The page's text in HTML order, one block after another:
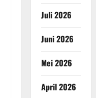
Juli 2026
Juni 2026
Mei 2026
April 2026